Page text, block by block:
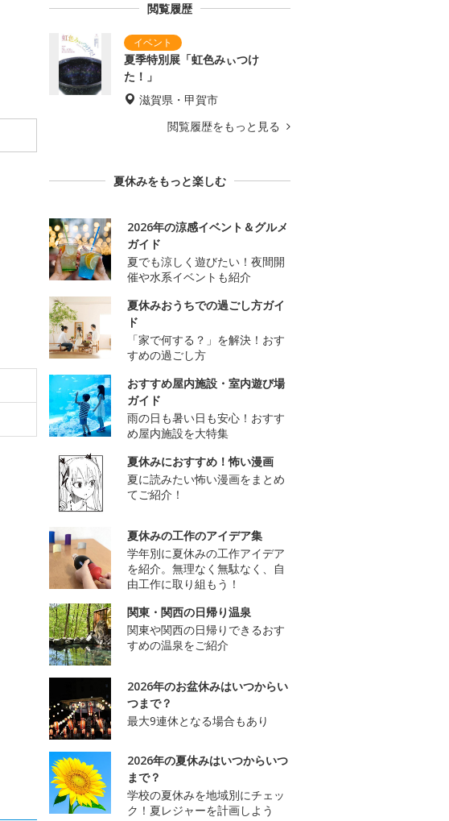
閲覧履歴
夏季特別展「虹色みぃつけ
た！」
滋賀県・甲賀市
閲覧履歴をもっと見る
夏休みをもっと楽しむ
2026年の涼感イベント＆グルメ
ガイド
夏でも涼しく遊びたい！夜間開
催や水系イベントも紹介
夏休みおうちでの過ごし方ガイ
ド
「家で何する？」を解決！おす
すめの過ごし方
おすすめ屋内施設・室内遊び場
ガイド
雨の日も暑い日も安心！おすす
め屋内施設を大特集
夏休みにおすすめ！怖い漫画
夏に読みたい怖い漫画をまとめ
てご紹介！
夏休みの工作のアイデア集
学年別に夏休みの工作アイデア
を紹介。無理なく無駄なく、自
由工作に取り組もう！
関東・関西の日帰り温泉
関東や関西の日帰りできるおす
すめの温泉をご紹介
2026年のお盆休みはいつからい
つまで？
最大9連休となる場合もあり
2026年の夏休みはいつからいつ
まで？
学校の夏休みを地域別にチェッ
ク！夏レジャーを計画しよう